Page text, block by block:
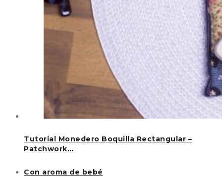
Tutorial Monedero Boquilla Rectangular –
Patchwork…
Con aroma de bebé